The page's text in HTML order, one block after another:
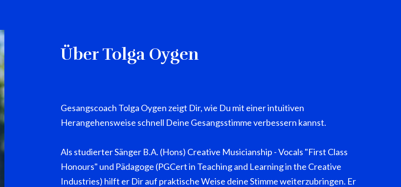
Über Tolga Oygen
Gesangscoach Tolga Oygen zeigt Dir, wie Du mit einer intuitiven
Herangehensweise schnell Deine Gesangsstimme verbessern kannst.
Als studierter Sänger B.A. (Hons) Creative Musicianship - Vocals "First Class
Honours" und Pädagoge (PGCert in Teaching and Learning in the Creative
Industries) hilft er Dir auf praktische Weise deine Stimme weiterzubringen. Er